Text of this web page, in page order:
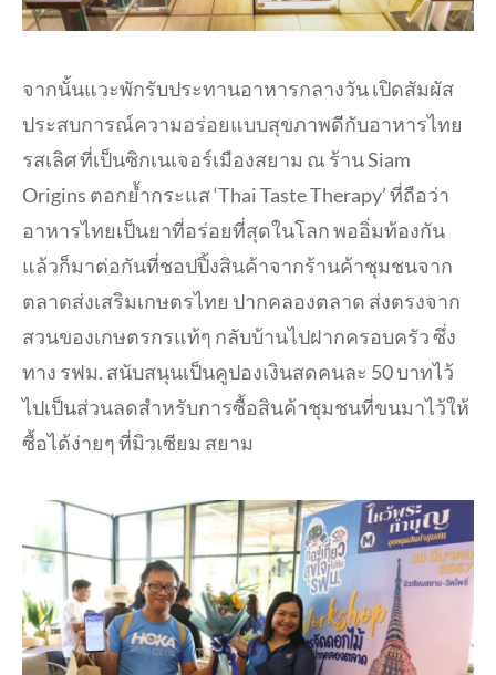
จากนั้นแวะพักรับประทานอาหารกลางวัน เปิดสัมผัส
ประสบการณ์ความอร่อยแบบสุขภาพดีกับอาหารไทย
รสเลิศ ที่เป็นซิกเนเจอร์เมืองสยาม ณ ร้าน Siam
Origins ตอกย้ำกระแส ‘Thai Taste Therapy’ ที่ถือว่า
อาหารไทยเป็นยาที่อร่อยที่สุดในโลก พออิ่มท้องกัน
แล้วก็มาต่อกันที่ชอปปิ้งสินค้าจากร้านค้าชุมชนจาก
ตลาดส่งเสริมเกษตรไทย ปากคลองตลาด ส่งตรงจาก
สวนของเกษตรกรแท้ๆ กลับบ้านไปฝากครอบครัว ซึ่ง
ทาง รฟม. สนับสนุนเป็นคูปองเงินสดคนละ 50 บาทไว้
ไปเป็นส่วนลดสำหรับการซื้อสินค้าชุมชนที่ขนมาไว้ให้
ซื้อได้ง่ายๆ ที่มิวเซียม สยาม